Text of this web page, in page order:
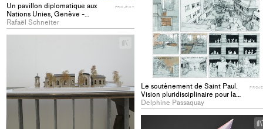
Un pavillon diplomatique aux
Nations Unies, Genève -
PROJECT
Rafaël Schneiter
PROJECT
Le soutènement de Saint Paul.
Vision pluridisciplinaire pour la
réhabilitation d'un délaissé urbain
- PROJECT
Delphine Passaquay
+
collections
+